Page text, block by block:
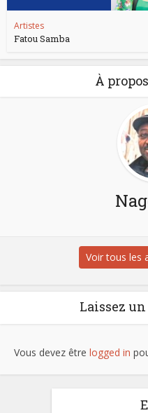
Artistes
Fatou Samba
À
Voir tous les
Laissez
Vous devez être logged in